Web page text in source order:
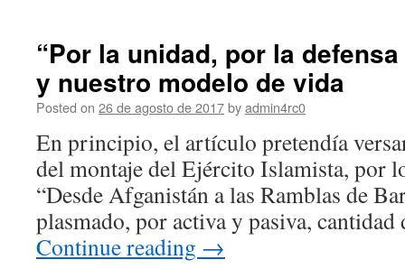
“Por la unidad, por la
y nuestro modelo de vida
Posted on 26 de agosto de 2017byadmin4rc0
En principio, el artículo pretendía
del montaje del Ejército Islamista, por
“Desde Afganistán a las Ramblas de
plasmado, por activa y pasiva,
Continue reading →